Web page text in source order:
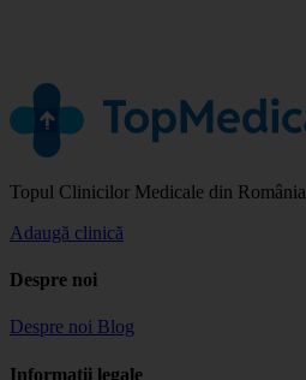
Topul Clinicilor Medicale din România
Adaugă clinică
Despre noi
Despre noi Blog
Informații legale